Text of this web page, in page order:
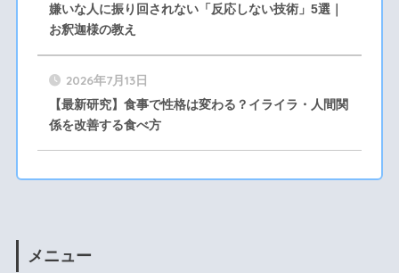
嫌いな人に振り回されない「反応しない技術」5選｜
お釈迦様の教え
2026年7月13日
【最新研究】食事で性格は変わる？イライラ・人間関
係を改善する食べ方
メニュー